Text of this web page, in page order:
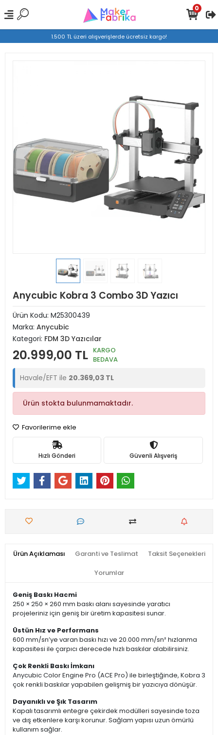
1.500 TL üzeri alışverişlerde ücretsiz kargo!
0
Anycubic Kobra 3 Combo 3D Yazıcı
Ürün Kodu: M25300439
Marka: Anycubic
Kategori: FDM 3D Yazıcılar
20.999,00 TL KARGO
BEDAVA
Havale/EFT ile 20.369,03 TL
Ürün stokta bulunmamaktadır.
Favorilerime ekle
Hızlı Gönderi Güvenli Alışveriş
Ürün Açıklaması Garanti ve Teslimat Taksit Seçenekleri
Yorumlar
Geniş Baskı Hacmi
250 × 250 × 260 mm baskı alanı sayesinde yaratıcı
projeleriniz için geniş bir üretim kapasitesi sunar.
Üstün Hız ve Performans
600 mm/sn’ye varan baskı hızı ve 20.000 mm/sn² hızlanma
kapasitesi ile çarpıcı derecede hızlı baskılar alabilirsiniz.
Çok Renkli Baskı İmkanı
Anycubic Color Engine Pro (ACE Pro) ile birleştiğinde, Kobra 3
çok renkli baskılar yapabilen gelişmiş bir yazıcıya dönüşür.
Dayanıklı ve Şık Tasarım
Kapalı tasarımlı entegre çekirdek modülleri sayesinde toza
ve dış etkenlere karşı korunur. Sağlam yapısı uzun ömürlü
kullanım sağlar.